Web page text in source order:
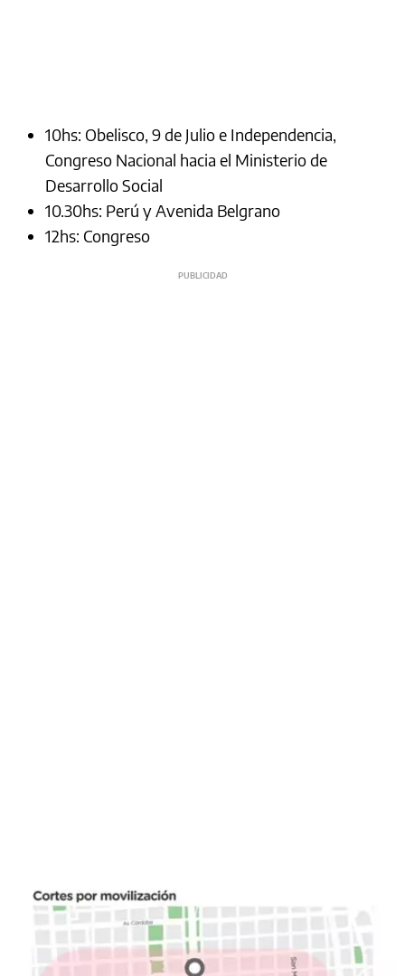
10hs: Obelisco, 9 de Julio e Independencia,
Congreso Nacional hacia el Ministerio de
Desarrollo Social
10.30hs: Perú y Avenida Belgrano
12hs: Congreso